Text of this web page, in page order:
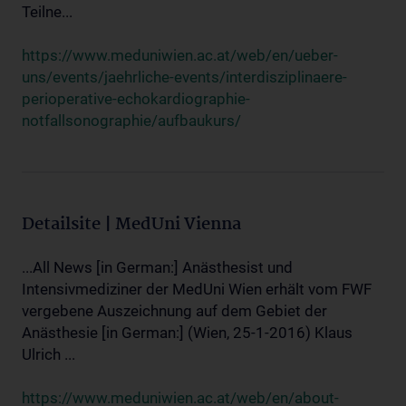
Teilne...
https://www.meduniwien.ac.at/web/en/ueber-
uns/events/jaehrliche-events/interdisziplinaere-
perioperative-echokardiographie-
notfallsonographie/aufbaukurs/
Detailsite | MedUni Vienna
...All News [in German:] Anästhesist und
Intensivmediziner der MedUni Wien erhält vom FWF
vergebene Auszeichnung auf dem Gebiet der
Anästhesie [in German:] (Wien, 25-1-2016) Klaus
Ulrich ...
https://www.meduniwien.ac.at/web/en/about-